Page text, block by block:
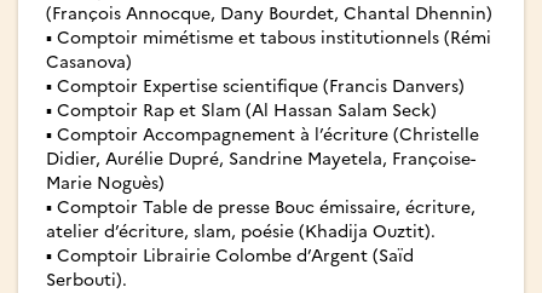
(François Annocque, Dany Bourdet, Chantal Dhennin)
▪ Comptoir mimétisme et tabous institutionnels (Rémi
Casanova)
▪ Comptoir Expertise scientifique (Francis Danvers)
▪ Comptoir Rap et Slam (Al Hassan Salam Seck)
▪ Comptoir Accompagnement à l’écriture (Christelle
Didier, Aurélie Dupré, Sandrine Mayetela, Françoise-
Marie Noguès)
▪ Comptoir Table de presse Bouc émissaire, écriture,
atelier d’écriture, slam, poésie (Khadija Ouztit).
▪ Comptoir Librairie Colombe d’Argent (Saïd
Serbouti).